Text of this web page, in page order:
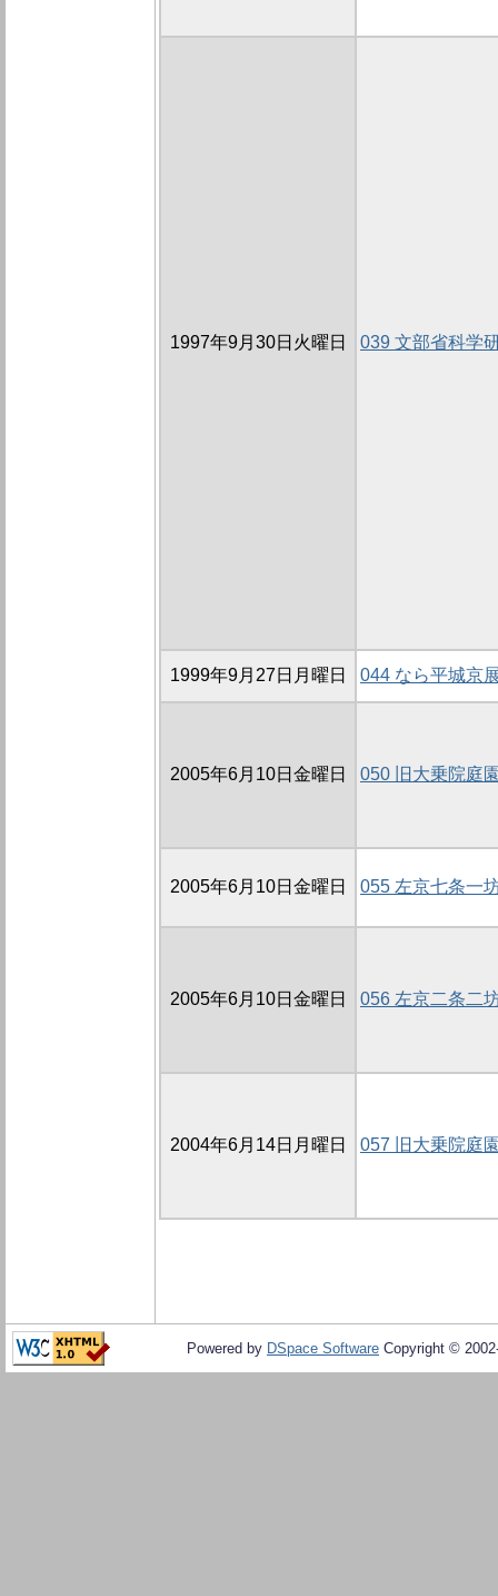
1997年9月30日火曜日 039 文部省科学
1999年9月27日月曜日 044 なら平城京
2005年6月10日金曜日 050 旧大乗院庭
2005年6月10日金曜日 055 左京七条一
2005年6月10日金曜日 056 左京二条二
2004年6月14日月曜日 057 旧大乗院庭
Powered by DSpace Software Copyright ©